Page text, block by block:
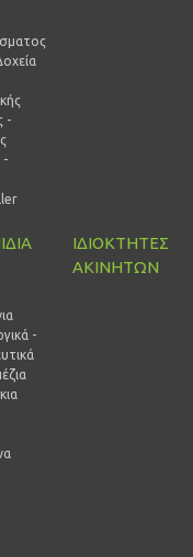
-
-
-
ΙΔΙΟΚΤΗΤΕΣ
ΑΚΙΝΗΤΩΝ